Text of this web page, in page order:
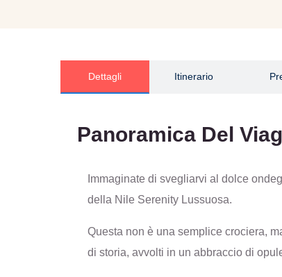
Dettagli Itinerario
Panoramica Del
Immaginate di svegliarvi al dolce
della Nile Serenity Lussuosa.
Questa non è una semplice crociera,
di storia, avvolti in un abbraccio di